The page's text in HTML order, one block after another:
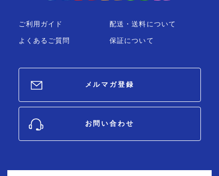
ご利用ガイド
よくあるご質問
配送・送料について
保証について
メルマガ登録
お問い合わせ